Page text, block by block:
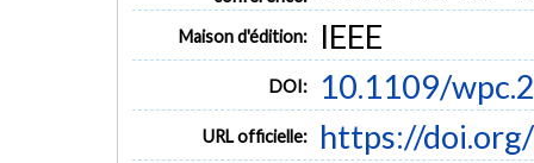
Maison d'édition: IEEE
DOI: 10.1109/
URL officielle: https://